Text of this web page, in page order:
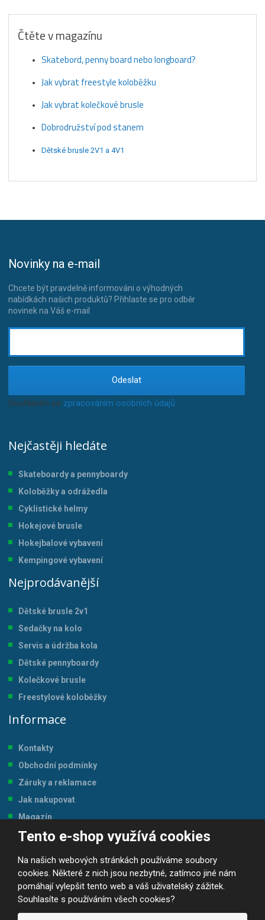
Tento e-shop využívá cookies
Na našich webových stránkách používáme soubory
cookies. Některé z nich jsou nezbytné, zatímco jiné nám
pomáhají vylepšit tento web a váš uživatelský zážitek.
Souhlasíte s používáním všech cookies?
Čtěte v magazínu
Skatebord, penny board nebo longboard?
Jak vybrat freestyle koloběžku
Jak vybrat kolečkové brusle
Dobrodružství pod stanem
Dětské brusle 2V1 a 4V1
Novinky na e-mail
Chcete být pravdelně informováni o výhodných
nabídkách našich produktů? Přihlaste se pro odběr
novinek na Váš e-mail
Odeslat
Souhlasím se zpracováním osobních údajů
Nejčastěji hledáte
Skateboardy a pennyboardy
Koloběžky a odrážedla
Cyklistické helmy
Hokejové brusle
Hokejbalové vybavení
Kempingové vybavení
Nejprodávanější
Dětské brusle 2v1
Sedačky na kolo
Servis a údržba kola
Dětské pennyboardy
Kolečkové brusle
Freestylové koloběžky
Informace
Kontakty
Obchodní podmínky
Záruky a reklamace
Jak nakupovat
Magazín
Tabulka velikostí
© 2026, JP-SPORT.CZ SPORTOVNÍ POTŘEBY
Prohlášení o přístupnosti |Mapa stránek ||GDPR